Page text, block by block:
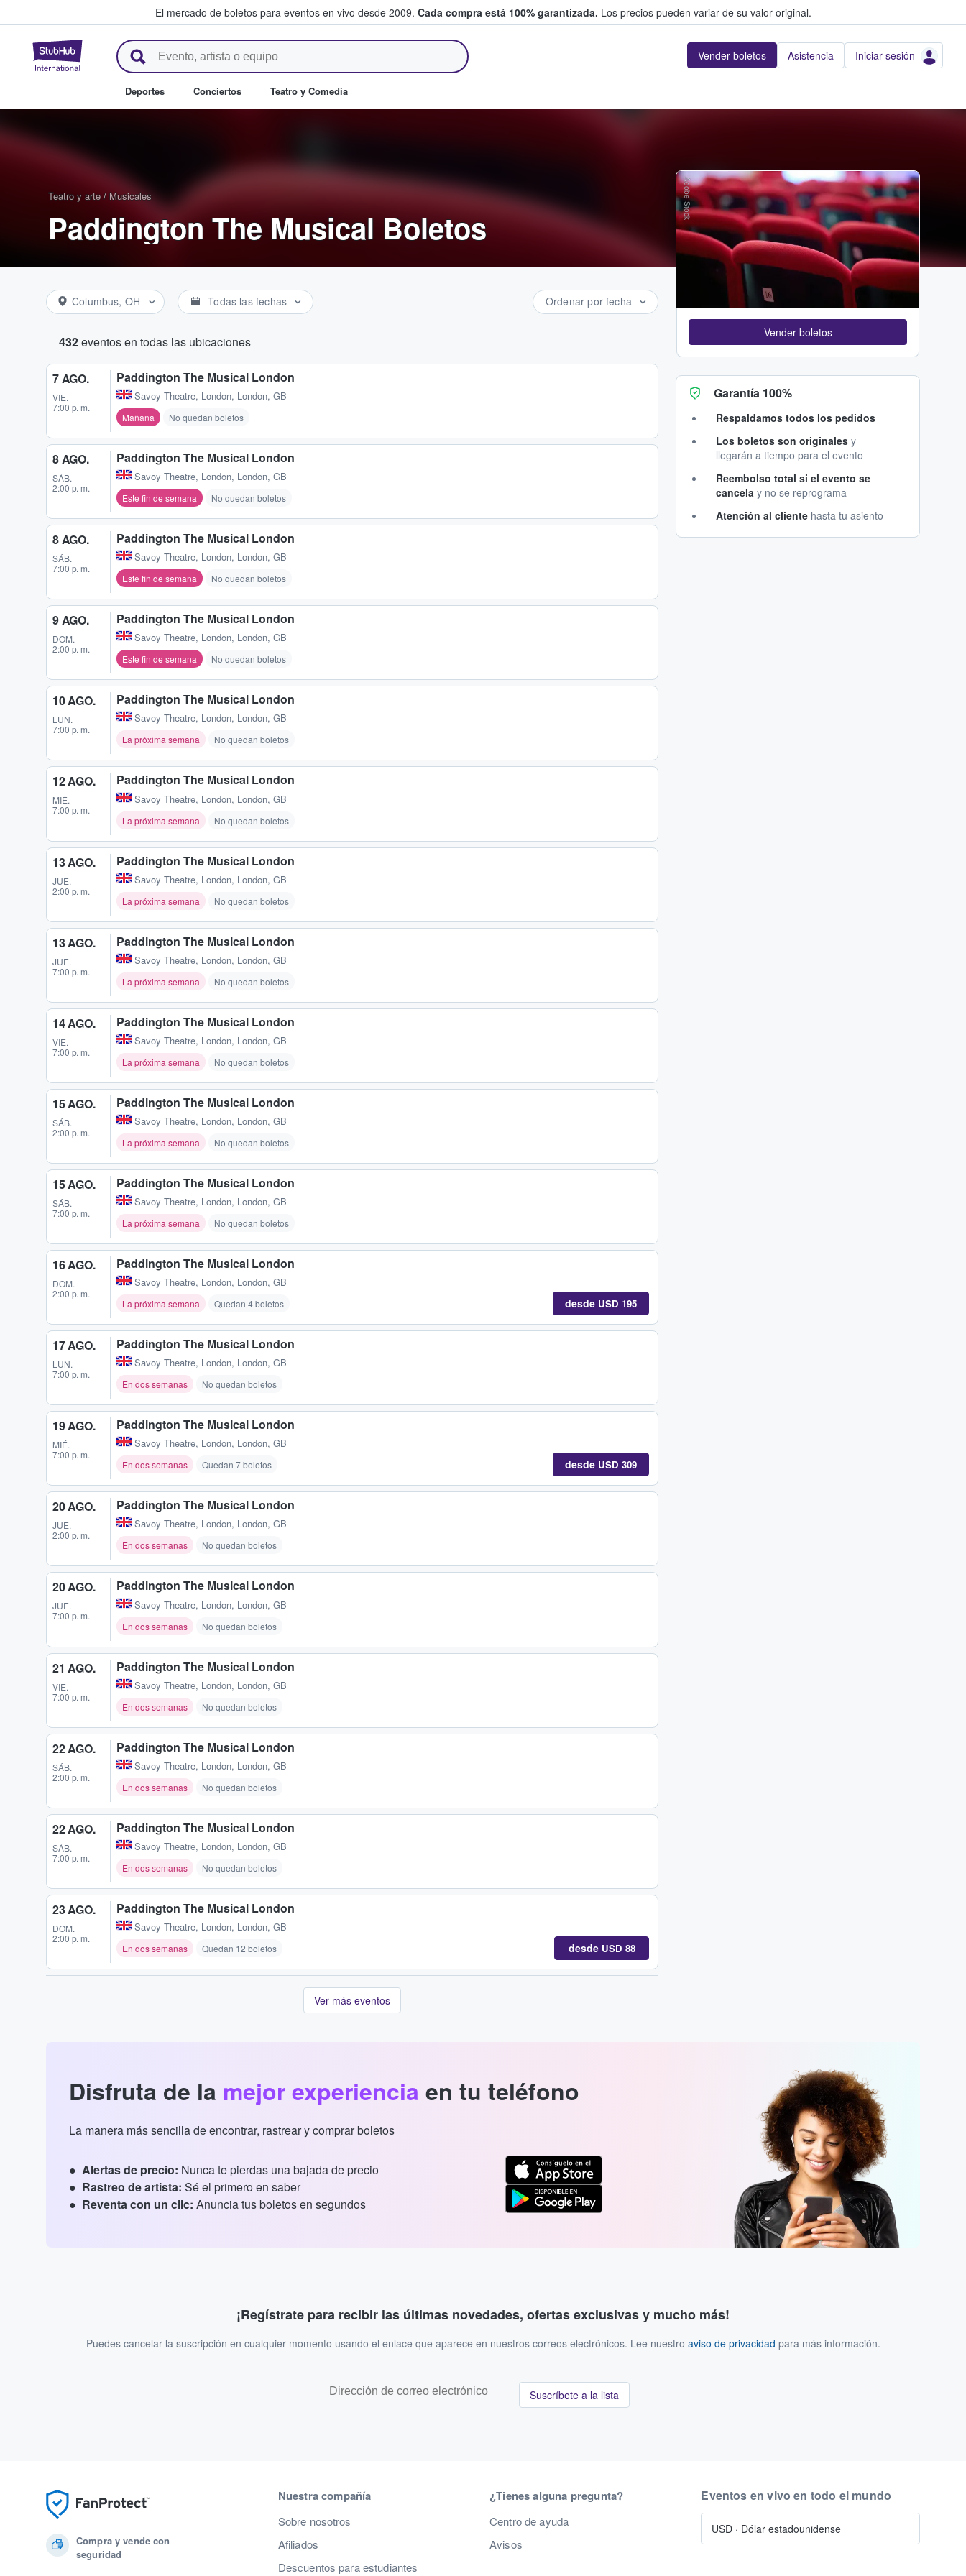
El mercado de boletos para eventos en vivo desde 2009. Cada compra está 100% garantizada. Los precios pueden variar de su valor original.
StubHub: donde los fans compran y venden boletos Vender boletos Asistencia Iniciar sesión
Deportes Conciertos Teatro y Comedia
Teatro y arte / Musicales
Paddington The Musical Boletos
Columbus, OH Todas las fechas Ordenar por fecha
432eventos en todas las ubicaciones
7 AGO.
VIE.
7:00 p. m.
Paddington The Musical London
Savoy Theatre, London, London, GB
Mañana No quedan boletos
8 AGO.
SÁB.
2:00 p. m.
Paddington The Musical London
Savoy Theatre, London, London, GB
Este fin de semana No quedan boletos
8 AGO.
SÁB.
7:00 p. m.
Paddington The Musical London
Savoy Theatre, London, London, GB
Este fin de semana No quedan boletos
9 AGO.
DOM.
2:00 p. m.
Paddington The Musical London
Savoy Theatre, London, London, GB
Este fin de semana No quedan boletos
10 AGO.
LUN.
7:00 p. m.
Paddington The Musical London
Savoy Theatre, London, London, GB
La próxima semana No quedan boletos
12 AGO.
MIÉ.
7:00 p. m.
Paddington The Musical London
Savoy Theatre, London, London, GB
La próxima semana No quedan boletos
13 AGO.
JUE.
2:00 p. m.
Paddington The Musical London
Savoy Theatre, London, London, GB
La próxima semana No quedan boletos
13 AGO.
JUE.
7:00 p. m.
Paddington The Musical London
Savoy Theatre, London, London, GB
La próxima semana No quedan boletos
14 AGO.
VIE.
7:00 p. m.
Paddington The Musical London
Savoy Theatre, London, London, GB
La próxima semana No quedan boletos
15 AGO.
SÁB.
2:00 p. m.
Paddington The Musical London
Savoy Theatre, London, London, GB
La próxima semana No quedan boletos
15 AGO.
SÁB.
7:00 p. m.
Paddington The Musical London
Savoy Theatre, London, London, GB
La próxima semana No quedan boletos
16 AGO.
DOM.
2:00 p. m.
Paddington The Musical London
Savoy Theatre, London, London, GB
La próxima semana Quedan 4 boletos desde USD 195
17 AGO.
LUN.
7:00 p. m.
Paddington The Musical London
Savoy Theatre, London, London, GB
En dos semanas No quedan boletos
19 AGO.
MIÉ.
7:00 p. m.
Paddington The Musical London
Savoy Theatre, London, London, GB
En dos semanas Quedan 7 boletos desde USD 309
20 AGO.
JUE.
2:00 p. m.
Paddington The Musical London
Savoy Theatre, London, London, GB
En dos semanas No quedan boletos
20 AGO.
JUE.
7:00 p. m.
Paddington The Musical London
Savoy Theatre, London, London, GB
En dos semanas No quedan boletos
21 AGO.
VIE.
7:00 p. m.
Paddington The Musical London
Savoy Theatre, London, London, GB
En dos semanas No quedan boletos
22 AGO.
SÁB.
2:00 p. m.
Paddington The Musical London
Savoy Theatre, London, London, GB
En dos semanas No quedan boletos
22 AGO.
SÁB.
7:00 p. m.
Paddington The Musical London
Savoy Theatre, London, London, GB
En dos semanas No quedan boletos
23 AGO.
DOM.
2:00 p. m.
Paddington The Musical London
Savoy Theatre, London, London, GB
En dos semanas Quedan 12 boletos desde USD 88
Ver más eventos
Adobe Stock
Vender boletos
Garantía 100%
Respaldamos todos los pedidos
Los boletos son originales y
llegarán a tiempo para el evento
Reembolso total si el evento se
cancela y no se reprograma
Atención al cliente hasta tu asiento
Disfruta de la mejor experiencia en tu teléfono
La manera más sencilla de encontrar, rastrear y comprar boletos
Alertas de precio: Nunca te pierdas una bajada de precio
Rastreo de artista: Sé el primero en saber
Reventa con un clic: Anuncia tus boletos en segundos
¡Regístrate para recibir las últimas novedades, ofertas exclusivas y mucho más!
Puedes cancelar la suscripción en cualquier momento usando el enlace que aparece en nuestros correos electrónicos. Lee nuestro aviso de privacidad para más información.
Suscríbete a la lista
Compra y vende con
seguridad
Nuestra compañía
Sobre nosotros
Afiliados
Descuentos para estudiantes
¿Tienes alguna pregunta?
Centro de ayuda
Avisos
Eventos en vivo en todo el mundo
USD · Dólar estadounidense